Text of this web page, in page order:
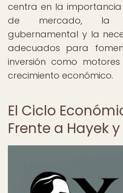
centra en la
de mercado, la
gubernamental y la
adecuados para
inversión como
crecimiento económico.
El Ciclo
Frente a Hayek